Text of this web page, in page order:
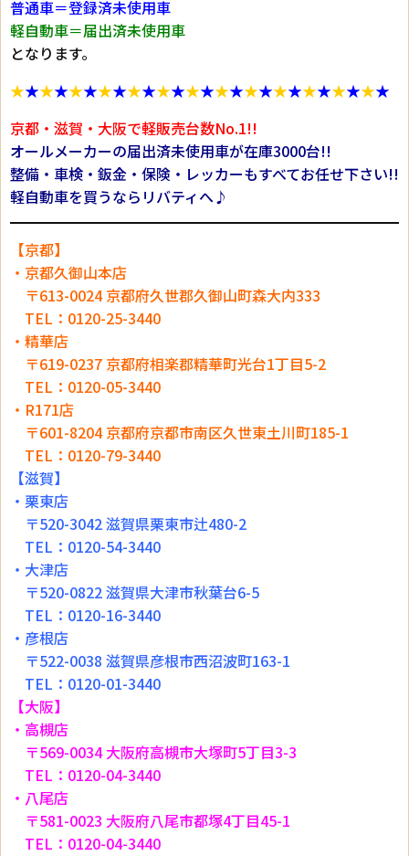
普通車＝登録済未使用車
軽自動車＝届出済未使用車
となります。
★★★★★★★★★★★★★★★★★★★★★★★★★★
京都・滋賀・大阪で軽販売台数No.1!!
オールメーカーの届出済未使用車が在庫3000台!!
整備・車検・鈑金・保険・レッカーもすべてお任せ下さい!!
軽自動車を買うならリバティへ♪
【京都】
・京都久御山本店
〒613-0024 京都府久世郡久御山町森大内333
TEL：0120-25-3440
・精華店
〒619-0237 京都府相楽郡精華町光台1丁目5-2
TEL：0120-05-3440
・R171店
〒601-8204 京都府京都市南区久世東土川町185-1
TEL：0120-79-3440
【滋賀】
・栗東店
〒520-3042 滋賀県栗東市辻480-2
TEL：0120-54-3440
・大津店
〒520-0822 滋賀県大津市秋葉台6-5
TEL：0120-16-3440
・彦根店
〒522-0038 滋賀県彦根市西沼波町163-1
TEL：0120-01-3440
【大阪】
・高槻店
〒569-0034 大阪府高槻市大塚町5丁目3-3
TEL：0120-04-3440
・八尾店
〒581-0023 大阪府八尾市都塚4丁目45-1
TEL：0120-04-3440